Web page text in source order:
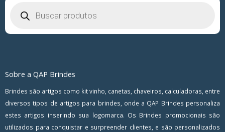
produtos
Sobre a QAP Brindes
Brindes são artigos como kit vinho, canetas, chaveiros, calculadoras, entre
diversos tipos de artigos para brindes, onde a QAP Brindes personaliza
estes artigos inserindo sua logomarca. Os Brindes promocionais são
utilizados para conquistar e surpreender clientes, e são personalizados